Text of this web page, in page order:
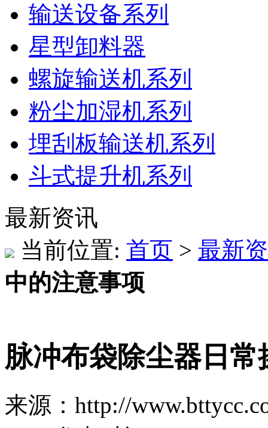
输送设备系列
星型卸料器
螺旋输送机系列
粉尘加湿机系列
埋刮板输送机系列
斗式提升机系列
最新资讯
当前位置: 首页 > 最新
中的注意事项
脉冲布袋除尘器日
来源：http://